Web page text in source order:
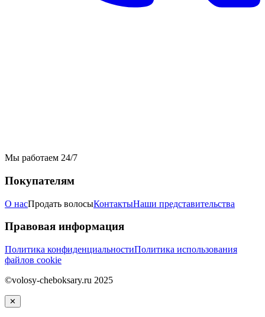
Мы работаем 24/7
Покупателям
О насПродать волосыКонтактыНаши представительства
Правовая информация
Политика конфиденциальностиПолитика использования
файлов cookie
©volosy-cheboksary.ru 2025
✕